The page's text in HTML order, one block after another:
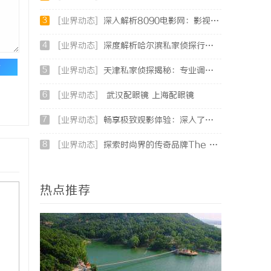
3 [业界动态] 深入解析8090电影网：影视爱好者的天堂与全新观影体验
4 [业界动态] 深度解析哈尔滨私家侦探行业的发展与应用现状
5 [业界动态] 天津私家侦探揭秘：专业调查服务与行业现状详细解析
6 [业界动态] 武汉配眼镜 上海配眼镜
7 [业界动态] 畅享极致观影体验：深入了解不卡电影网的独特优势与使用指南
8 [业界动态] 探索时尚界的传奇品牌The Row：奢华与极简的完美融合
热点推荐